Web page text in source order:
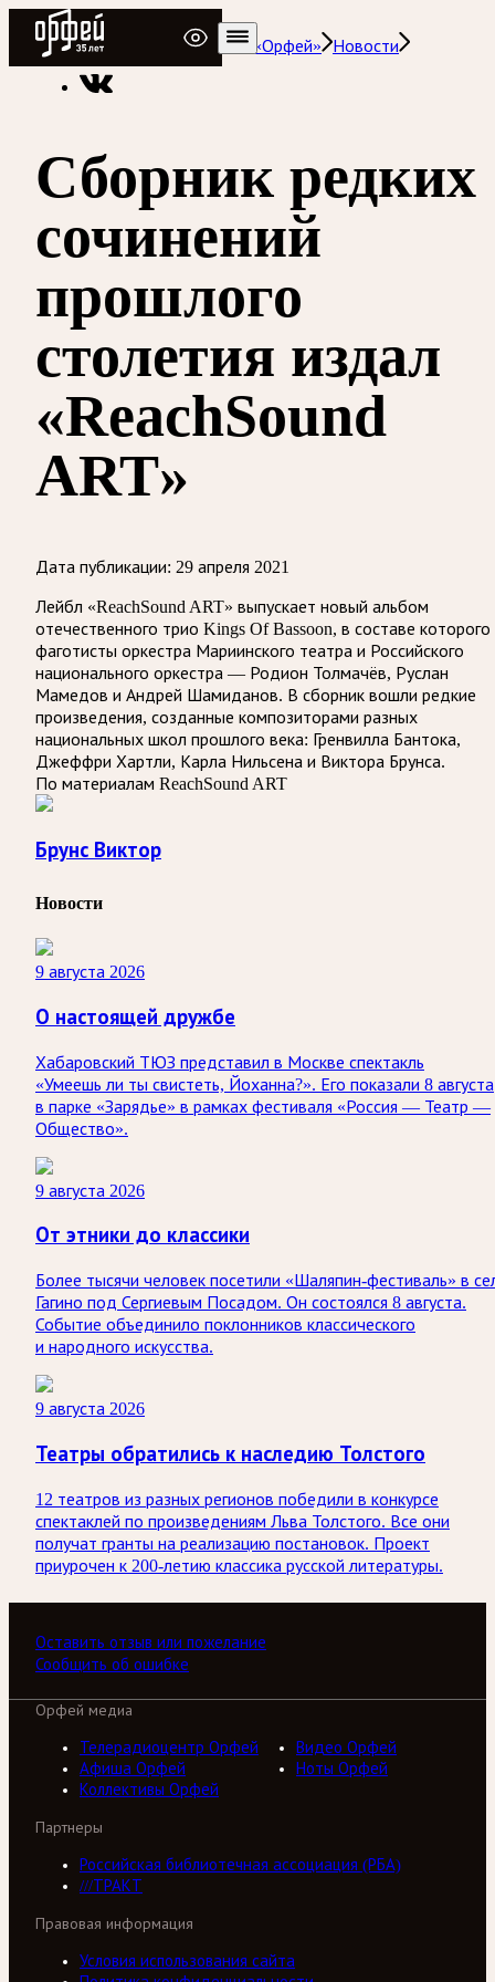
Радио Орфей
Радио классической музыки «Орфей»
Новости
Сборник редких
сочинений
прошлого
столетия издал
«ReachSound
ART»
Дата публикации: 29 апреля 2021
Лейбл «ReachSound ART» выпускает новый альбом
отечественного трио Kings Of Bassoon, в составе которого
фаготисты оркестра Мариинского театра и Российского
национального оркестра — Родион Толмачёв, Руслан
Мамедов и Андрей Шамиданов. В сборник вошли редкие
произведения, созданные композиторами разных
национальных школ прошлого века: Гренвилла Бантока,
Джеффри Хартли, Карла Нильсена и Виктора Брунса.
По материалам ReachSound ART
Брунс Виктор
Новости
9 августа 2026
О настоящей дружбе
Хабаровский ТЮЗ представил в Москве спектакль
«Умеешь ли ты свистеть, Йоханна?». Его показали 8 августа
в парке «Зарядье» в рамках фестиваля «Россия — Театр —
Общество».
9 августа 2026
От этники до классики
Более тысячи человек посетили «Шаляпин-фестиваль» в
Гагино под Сергиевым Посадом. Он состоялся 8 августа.
Событие объединило поклонников классического
и народного искусства.
9 августа 2026
Театры обратились к наследию Толстого
12 театров из разных регионов победили в конкурсе
спектаклей по произведениям Льва Толстого. Все они
получат гранты на реализацию постановок. Проект
приурочен к 200-летию классика русской литературы.
Оставить отзыв или пожелание
Сообщить об ошибке
Орфей медиа
Телерадиоцентр Орфей
Видео Орфей
Афиша Орфей
Ноты Орфей
Коллективы Орфей
Партнеры
Российская библиотечная ассоциация (РБА)
///ТРАКТ
Правовая информация
Условия использования сайта